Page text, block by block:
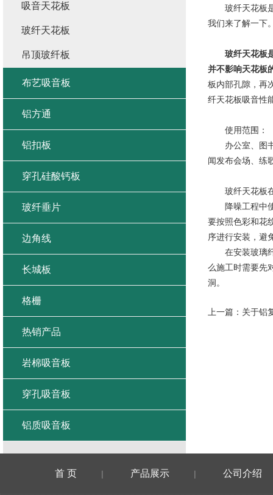
玻纤天花板是
我们来了解一下
玻纤天花板
并不影响天花板
板内部孔隙，再
纤天花板吸音性
使用范围：
办公室、图书
闻发布会场、练
玻纤天花板在
降噪工程中使
要按照色彩和花
序进行安装，避
在安装玻璃纤
么施工时需要先
洞。
上一篇： 关于铝
吸音天花板
玻纤天花板
吊顶玻纤板
布艺吸音板
铝方通
铝扣板
穿孔硅酸钙板
玻纤垂片
边角线
长城板
格栅
热销产品
岩棉吸音板
穿孔吸音板
铝质吸音板
首 页 | 产品展示 | 公司介绍